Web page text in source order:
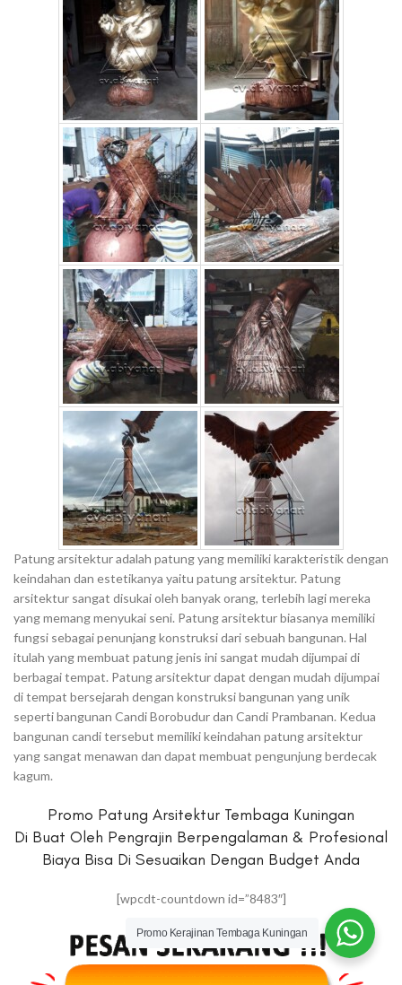
Patung arsitektur adalah patung yang memiliki karakteristik dengan
keindahan dan estetikanya yaitu patung arsitektur. Patung
arsitektur sangat disukai oleh banyak orang, terlebih lagi mereka
yang memang menyukai seni. Patung arsitektur biasanya memiliki
fungsi sebagai penunjang konstruksi dari sebuah bangunan. Hal
itulah yang membuat patung jenis ini sangat mudah dijumpai di
berbagai tempat. Patung arsitektur dapat dengan mudah dijumpai
di tempat bersejarah dengan konstruksi bangunan yang unik
seperti bangunan Candi Borobudur dan Candi Prambanan. Kedua
bangunan candi tersebut memiliki keindahan patung arsitektur
yang sangat menawan dan dapat membuat pengunjung berdecak
kagum.
Promo Patung Arsitektur Tembaga Kuningan
Di Buat Oleh Pengrajin Berpengalaman & Profesional
Biaya Bisa Di Sesuaikan Dengan Budget Anda
[wpcdt-countdown id=”8483″]
Promo Kerajinan Tembaga Kuningan